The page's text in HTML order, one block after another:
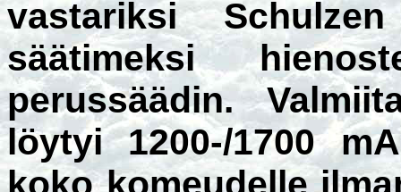
vastariksi
säätimeksi
perussäädin.
löytyi 1200-/1700
koko komeudelle